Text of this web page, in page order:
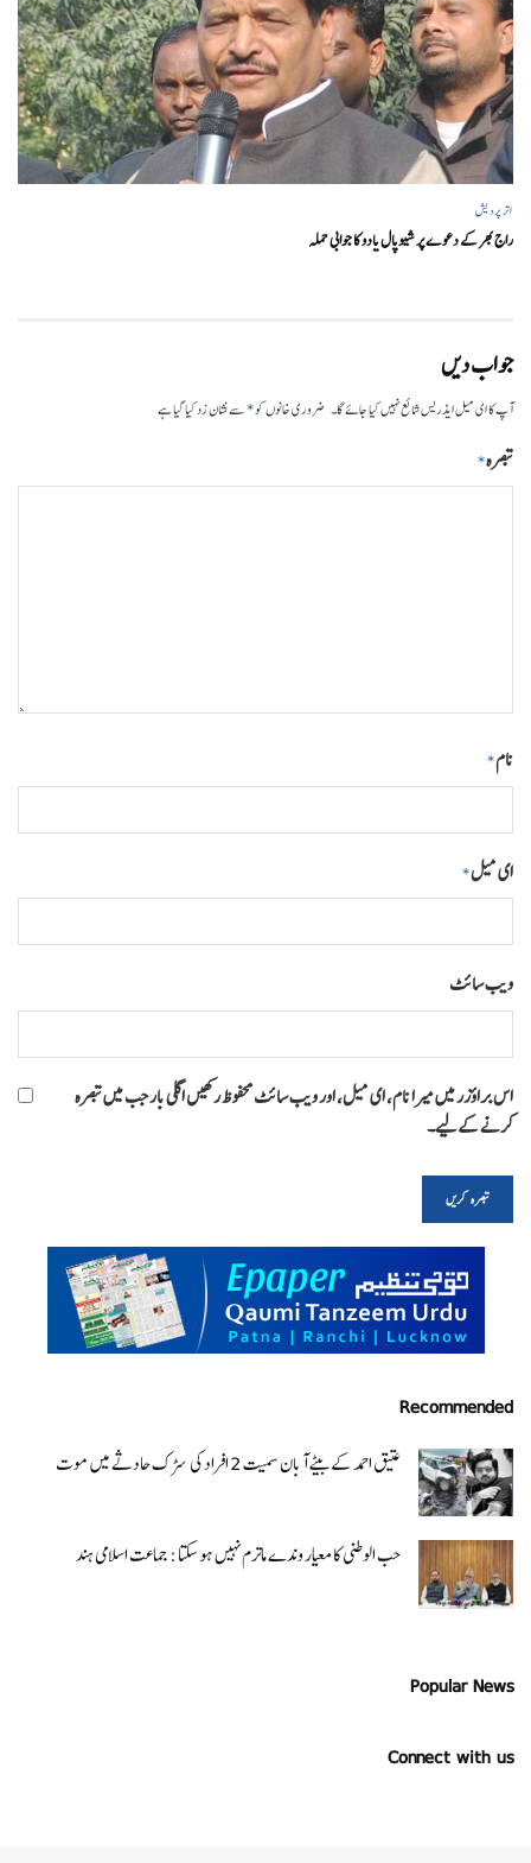
اتر پردیش
راج بھر کے دعوے پر شیوپال یادو کا جوابی حملہ
جواب دیں
آپ کا ای میل ایڈریس شائع نہیں کیا جائے گا۔ ضروری خانوں کو*سے نشان زد کیا گیا ہے
تبصرہ*
نام*
ای میل*
ویب‌ سائٹ
اس براؤزر میں میرا نام، ای میل، اور ویب سائٹ محفوظ رکھیں اگلی بار جب میں تبصرہ
کرنے کےلیے۔
Recommended
عتیق احمد کے بیٹے آبان سمیت 2 افراد کی سڑک حادثے میں موت
حب الوطنی کا معیار وندے ماترم نہیں ہو سکتا : جماعت اسلامی ہند
Popular News
Connect with us